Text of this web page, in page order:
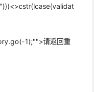
1);"">请返回重